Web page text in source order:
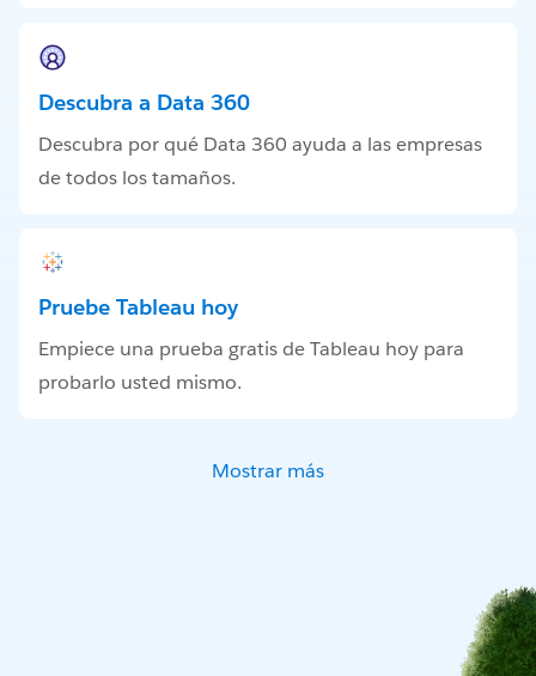
Descubra a Data 360
Descubra por qué Data 360 ayuda a las empresas
de todos los tamaños.
Pruebe Tableau hoy
Empiece una prueba gratis de Tableau hoy para
probarlo usted mismo.
Mostrar más